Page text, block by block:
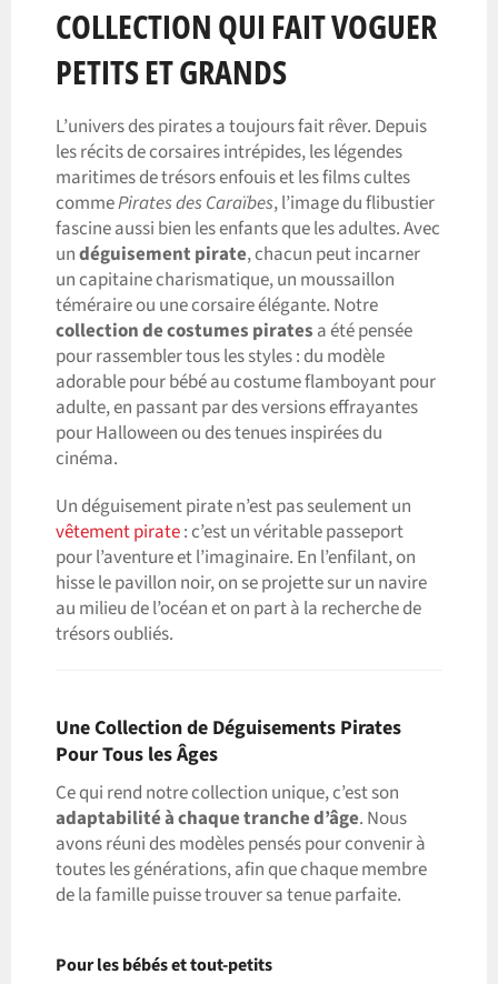
COLLECTION QUI FAIT VOGUER
PETITS ET GRANDS
L’univers des pirates a toujours fait rêver. Depuis
les récits de corsaires intrépides, les légendes
maritimes de trésors enfouis et les films cultes
commePirates des Caraïbes, l’image du flibustier
fascine aussi bien les enfants que les adultes. Avec
undéguisement pirate, chacun peut incarner
un capitaine charismatique, un moussaillon
téméraire ou une corsaire élégante. Notre
collection de costumes pirates a été pensée
pour rassembler tous les styles : du modèle
adorable pour bébé au costume flamboyant pour
adulte, en passant par des versions effrayantes
pour Halloween ou des tenues inspirées du
cinéma.
Un déguisement pirate n’est pas seulement un
vêtement pirate: c’est un véritable passeport
pour l’aventure et l’imaginaire. En l’enfilant, on
hisse le pavillon noir, on se projette sur un navire
au milieu de l’océan et on part à la recherche de
trésors oubliés.
Une Collection de Déguisements Pirates
Pour Tous les Âges
Ce qui rend notre collection unique, c’est son
adaptabilité à chaque tranche d’âge. Nous
avons réuni des modèles pensés pour convenir à
toutes les générations, afin que chaque membre
de la famille puisse trouver sa tenue parfaite.
Pour les bébés et tout-petits